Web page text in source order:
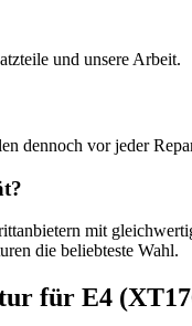
und unsere Arbeit.
dennoch vor jeder
mit
die beliebteste Wahl.
für E4